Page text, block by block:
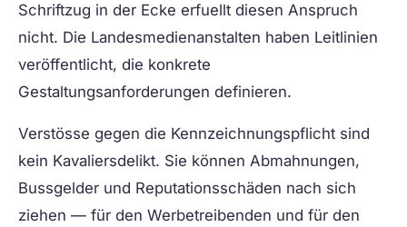
Schriftzug in der Ecke erfuellt diesen Anspruch
nicht. Die Landesmedienanstalten haben Leitlinien
veröffentlicht, die konkrete
Gestaltungsanforderungen definieren.
Verstösse gegen die Kennzeichnungspflicht sind
kein Kavaliersdelikt. Sie können Abmahnungen,
Bussgelder und Reputationsschäden nach sich
ziehen — für den Werbetreibenden und für den